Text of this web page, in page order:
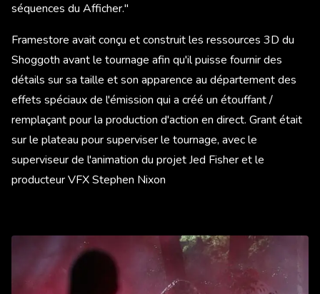
séquences du Afficher."
Framestore avait conçu et construit les ressources 3D du
Shoggoth avant le tournage afin qu'il puisse fournir des
détails sur sa taille et son apparence au département des
effets spéciaux de l'émission qui a créé un étouffant /
remplaçant pour la production d'action en direct. Grant était
sur le plateau pour superviser le tournage, avec le
superviseur de l'animation du projet Jed Fisher et le
producteur VFX Stephen Nixon